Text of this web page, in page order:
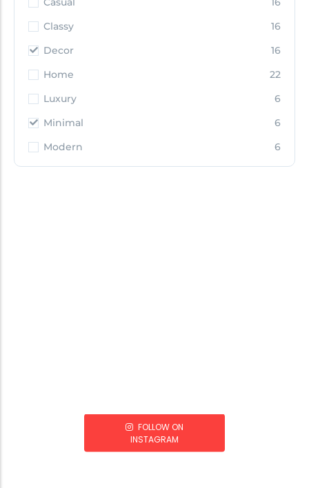
Classy
16
Decor
16
Home
22
Luxury
6
Minimal
6
Modern
6
FOLLOW ON
INSTAGRAM